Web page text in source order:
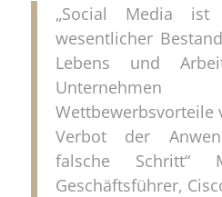
„Social Media
wesentlicher
Lebens und
Wettbewerbsvorteile
Verbot der
falsche Schritt“
Geschäftsführer,